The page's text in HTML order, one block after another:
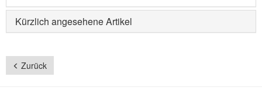
Kürzlich angesehene Artikel
Zurück